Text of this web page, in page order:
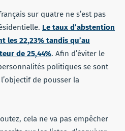
sur quatre ne s’est pas
Le taux d’abstention
22,23% tandis qu’au
de 25,44%. Afin d’éviter le
politiques se sont
de pousser la
cela ne va pas empêcher